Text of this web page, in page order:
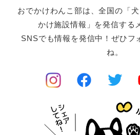
おでかけわんこ部は、全国の「
かけ施設情報」を発信する
SNSでも情報を発信中！ぜひフ
ね。